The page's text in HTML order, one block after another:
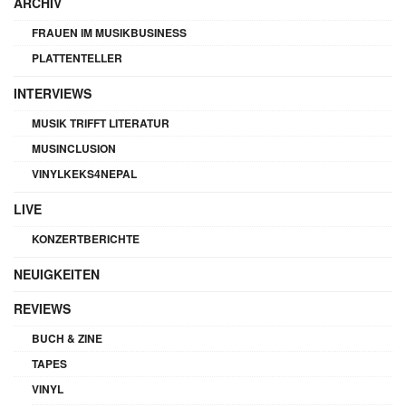
FRAUEN IM MUSIKBUSINESS
PLATTENTELLER
INTERVIEWS
MUSIK TRIFFT LITERATUR
MUSINCLUSION
VINYLKEKS4NEPAL
LIVE
KONZERTBERICHTE
NEUIGKEITEN
REVIEWS
BUCH & ZINE
TAPES
VINYL